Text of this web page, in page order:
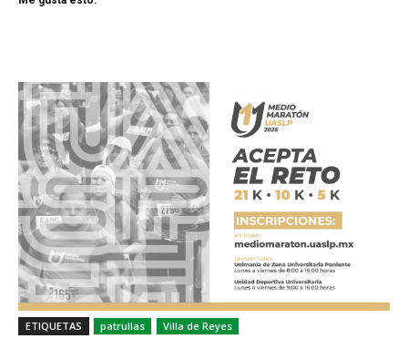
ETIQUETAS patrullas Villa de Reyes